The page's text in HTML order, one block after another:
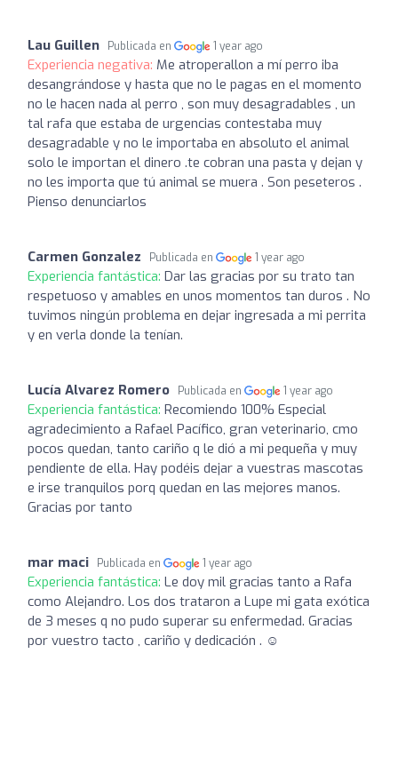
Lau Guillen Publicada en 1 year ago
Experiencia negativa: Me atroperallon a mí perro iba
desangrándose y hasta que no le pagas en el momento
no le hacen nada al perro , son muy desagradables , un
tal rafa que estaba de urgencias contestaba muy
desagradable y no le importaba en absoluto el animal
solo le importan el dinero .te cobran una pasta y dejan y
no les importa que tú animal se muera . Son peseteros .
Pienso denunciarlos
Carmen Gonzalez Publicada en 1 year ago
Experiencia fantástica: Dar las gracias por su trato tan
respetuoso y amables en unos momentos tan duros . No
tuvimos ningún problema en dejar ingresada a mi perrita
y en verla donde la tenían.
Lucía Alvarez Romero Publicada en 1 year ago
Experiencia fantástica: Recomiendo 100% Especial
agradecimiento a Rafael Pacífico, gran veterinario, cmo
pocos quedan, tanto cariño q le dió a mi pequeña y muy
pendiente de ella. Hay podéis dejar a vuestras mascotas
e irse tranquilos porq quedan en las mejores manos.
Gracias por tanto
mar maci Publicada en 1 year ago
Experiencia fantástica: Le doy mil gracias tanto a Rafa
como Alejandro. Los dos trataron a Lupe mi gata exótica
de 3 meses q no pudo superar su enfermedad. Gracias
por vuestro tacto , cariño y dedicación . ☺️